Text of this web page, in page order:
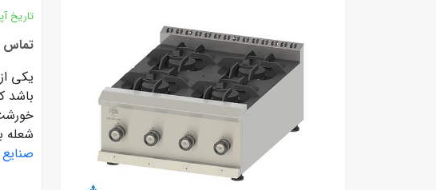
تاریخ
تماس
یکی از
باشد
شعله